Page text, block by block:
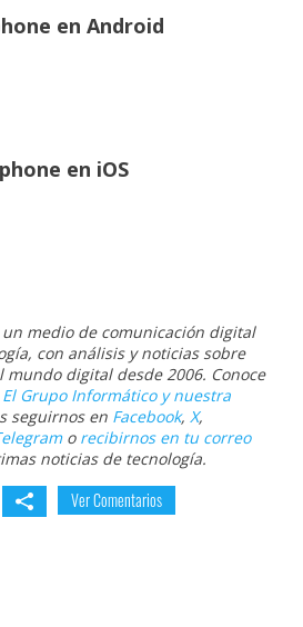
en Android
en iOS
medio de comunicación digital
con análisis y noticias sobre
digital desde 2006. Conoce
Grupo Informático y nuestra
seguirnos en Facebook, X,
o recibirnos en tu correo
noticias de tecnología.
Ver Comentarios